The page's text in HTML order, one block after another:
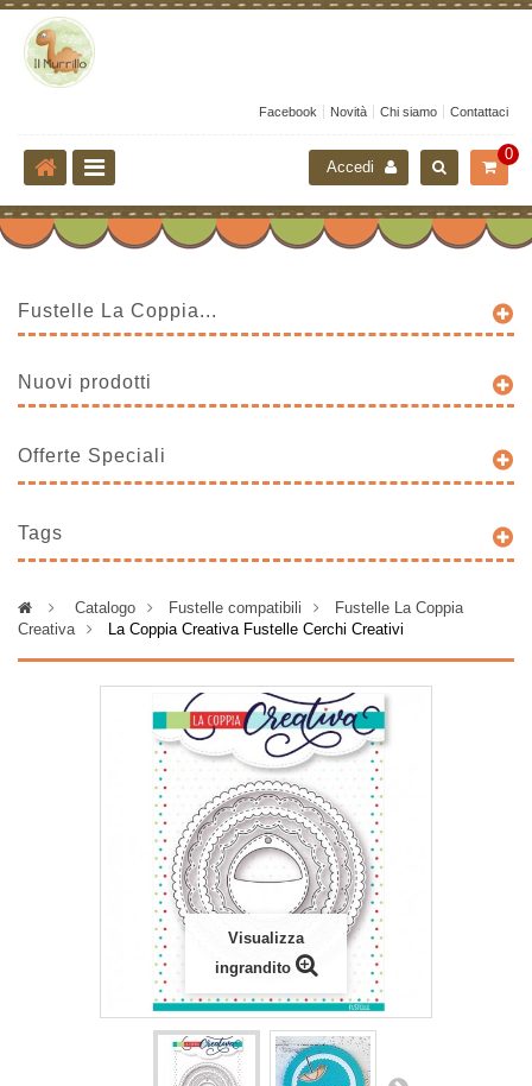
Facebook Novità Chi siamo Contattaci
0
Accedi
Fustelle La Coppia...
Nuovi prodotti
Offerte Speciali
Tags
> Catalogo > Fustelle compatibili >
Fustelle La Coppia
Creativa
> La Coppia Creativa Fustelle Cerchi Creativi
Visualizza
ingrandito